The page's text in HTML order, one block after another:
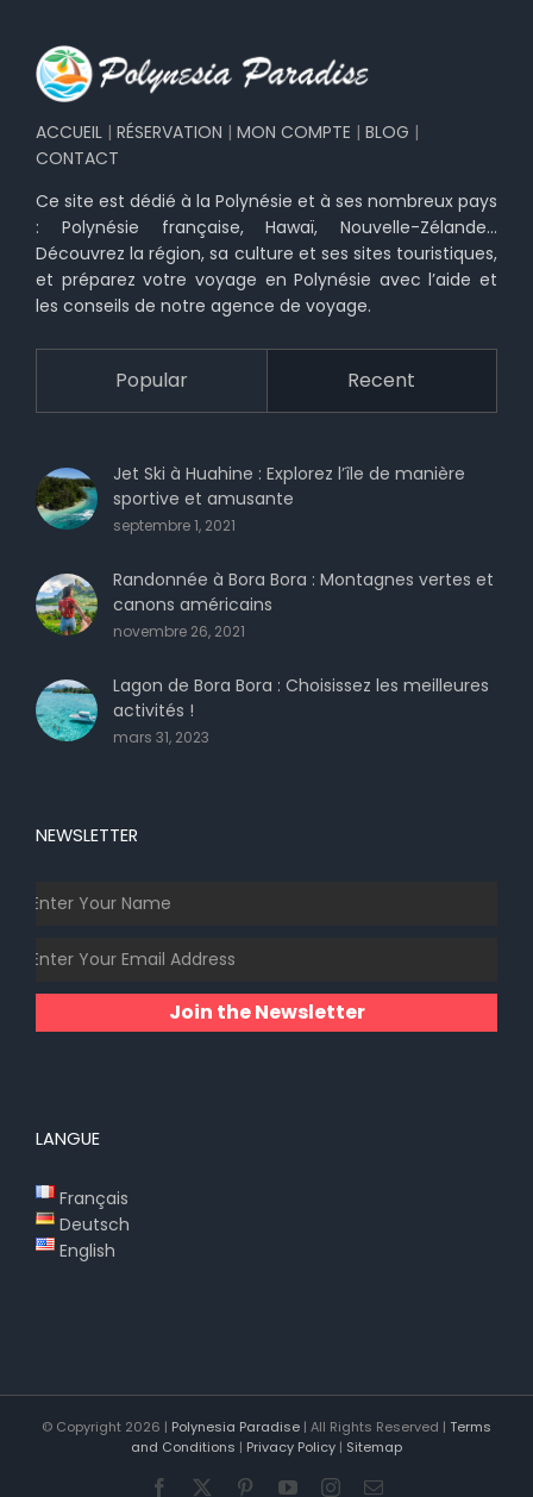
ACCUEIL | RÉSERVATION | MON COMPTE | BLOG |
CONTACT
Ce site est dédié à la Polynésie et à ses nombreux pays
: Polynésie française, Hawaï, Nouvelle-Zélande…
Découvrez la région, sa culture et ses sites touristiques,
et préparez votre voyage en Polynésie avec l’aide et
les conseils de notre agence de voyage.
Popular Recent
Jet Ski à Huahine : Explorez l’île de manière
sportive et amusante
septembre 1, 2021
Randonnée à Bora Bora : Montagnes vertes et
canons américains
novembre 26, 2021
Lagon de Bora Bora : Choisissez les meilleures
activités !
mars 31, 2023
NEWSLETTER
Join the Newsletter
LANGUE
Français
Deutsch
English
© Copyright 2026 | Polynesia Paradise | All Rights Reserved | Terms
and Conditions | Privacy Policy | Sitemap
Facebook PinterestYouTubeInstagram
Email